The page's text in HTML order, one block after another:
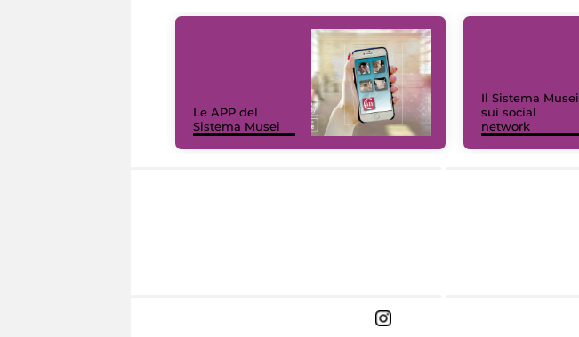
Le APP del
Sistema Musei
Il Sistema Musei
sui social
network